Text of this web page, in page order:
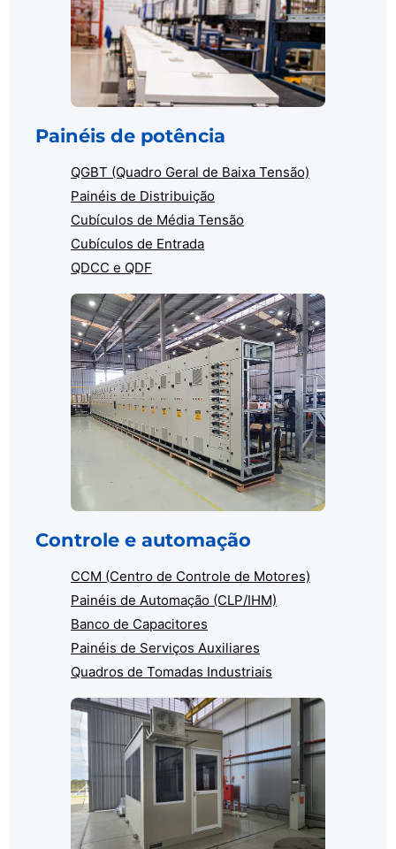
Painéis de potência
QGBT (Quadro Geral de Baixa Tensão)
Painéis de Distribuição
Cubículos de Média Tensão
Cubículos de Entrada
QDCC e QDF
Controle e automação
CCM (Centro de Controle de Motores)
Painéis de Automação (CLP/IHM)
Banco de Capacitores
Painéis de Serviços Auxiliares
Quadros de Tomadas Industriais